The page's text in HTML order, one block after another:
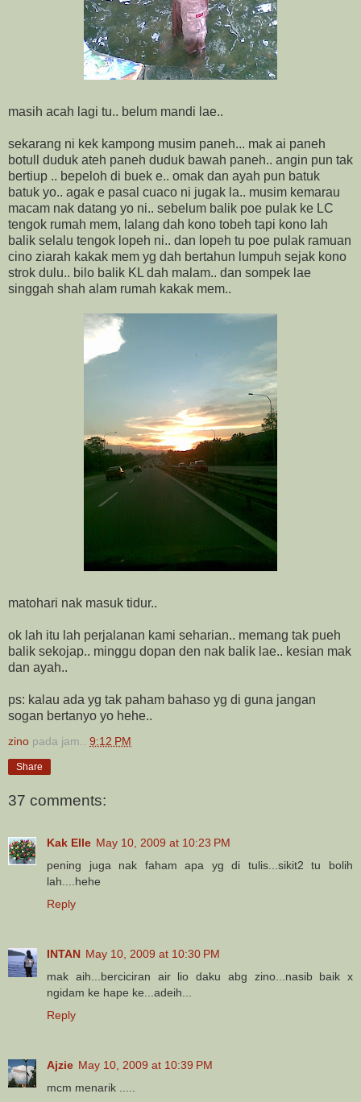
masih acah lagi tu.. belum mandi lae..
sekarang ni kek kampong musim paneh... mak ai paneh
botull duduk ateh paneh duduk bawah paneh.. angin pun tak
bertiup .. bepeloh di buek e.. omak dan ayah pun batuk
batuk yo.. agak e pasal cuaco ni jugak la.. musim kemarau
macam nak datang yo ni.. sebelum balik poe pulak ke LC
tengok rumah mem, lalang dah kono tobeh tapi kono lah
balik selalu tengok lopeh ni.. dan lopeh tu poe pulak ramuan
cino ziarah kakak mem yg dah bertahun lumpuh sejak kono
strok dulu.. bilo balik KL dah malam.. dan sompek lae
singgah shah alam rumah kakak mem..
matohari nak masuk tidur..
ok lah itu lah perjalanan kami seharian.. memang tak pueh
balik sekojap.. minggu dopan den nak balik lae.. kesian mak
dan ayah..
ps: kalau ada yg tak paham bahaso yg di guna jangan
sogan bertanyo yo hehe..
zino pada jam.. 9:12 PM
Share
37 comments:
Kak Elle May 10, 2009 at 10:23 PM
pening juga nak faham apa yg di tulis...sikit2 tu bolih
lah....hehe
Reply
INTAN May 10, 2009 at 10:30 PM
mak aih...berciciran air lio daku abg zino...nasib baik x
ngidam ke hape ke...adeih...
Reply
Ajzie May 10, 2009 at 10:39 PM
mcm menarik .....